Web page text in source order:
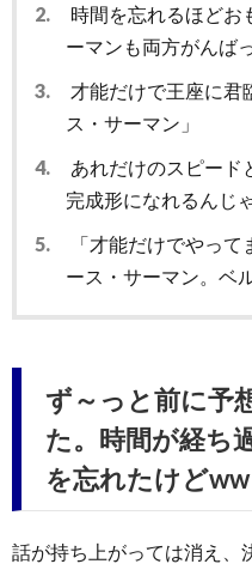
2.
時間を忘れるほどお
ーマンも両方がんば
3.
才能だけで王座に君
ス・サーマン」
4.
あれだけのスピード
完成形になれるんじ
5.
「才能だけでやっ
ース・サーマン。ベ
ず～っと前に予
た。時間が経ち
を忘れたけどww
話が持ち上がっては消え、